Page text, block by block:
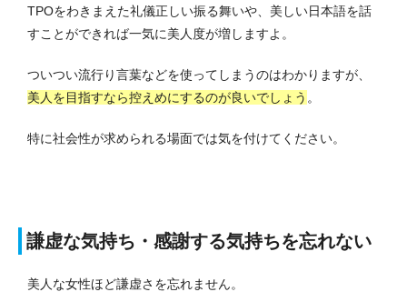
TPOをわきまえた礼儀正しい振る舞いや、美しい日本語を話
すことができれば一気に美人度が増しますよ。
ついつい流行り言葉などを使ってしまうのはわかりますが、
美人を目指すなら控えめにするのが良いでしょう 。
特に社会性が求められる場面では気を付けてください。
謙虚な気持ち・感謝する気持ちを忘れない
美人な女性ほど謙虚さを忘れません。